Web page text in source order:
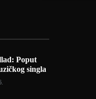
Poput
singla